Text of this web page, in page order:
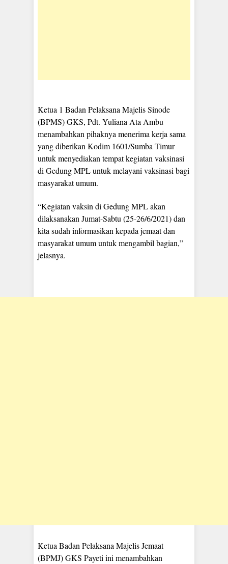
Ketua 1 Badan Pelaksana Majelis Sinode
(BPMS) GKS, Pdt. Yuliana Ata Ambu
menambahkan pihaknya menerima kerja sama
yang diberikan Kodim 1601/Sumba Timur
untuk menyediakan tempat kegiatan vaksinasi
di Gedung MPL untuk melayani vaksinasi bagi
masyarakat umum.
“Kegiatan vaksin di Gedung MPL akan
dilaksanakan Jumat-Sabtu (25-26/6/2021) dan
kita sudah informasikan kepada jemaat dan
masyarakat umum untuk mengambil bagian,”
jelasnya.
Ketua Badan Pelaksana Majelis Jemaat
(BPMJ) GKS Payeti ini menambahkan